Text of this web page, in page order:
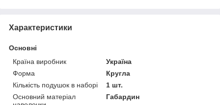
Характеристики
Основні
Країна виробник
Україна
Форма
Кругла
Кількість подушок в наборі
1 шт.
Основний матеріал
Габардин